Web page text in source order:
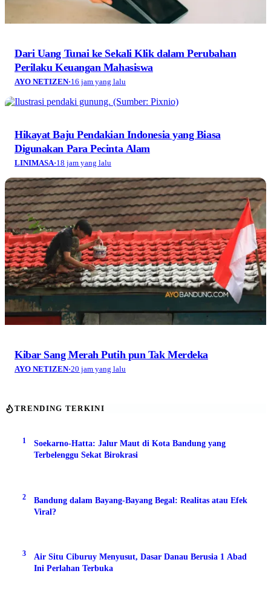
Dari Uang Tunai ke Sekali Klik dalam Perubahan
Perilaku Keuangan Mahasiswa
AYO NETIZEN·16 jam yang lalu
Hikayat Baju Pendakian Indonesia yang Biasa
Digunakan Para Pecinta Alam
LINIMASA·18 jam yang lalu
Kibar Sang Merah Putih pun Tak Merdeka
AYO NETIZEN·20 jam yang lalu
TRENDING TERKINI
1
Soekarno-Hatta: Jalur Maut di Kota Bandung yang
Terbelenggu Sekat Birokrasi
2
Bandung dalam Bayang-Bayang Begal: Realitas atau Efek
Viral?
3
Air Situ Ciburuy Menyusut, Dasar Danau Berusia 1 Abad
Ini Perlahan Terbuka